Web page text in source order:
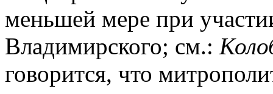
меньшей мере при
Владимирского; см.:
говорится, что